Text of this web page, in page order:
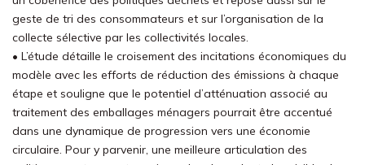
geste de tri des consommateurs et sur l’organisation de la
collecte sélective par les collectivités locales.
• L’étude détaille le croisement des incitations économiques du
modèle avec les efforts de réduction des émissions à chaque
étape et souligne que le potentiel d’atténuation associé au
traitement des emballages ménagers pourrait être accentué
dans une dynamique de progression vers une économie
circulaire. Pour y parvenir, une meilleure articulation des